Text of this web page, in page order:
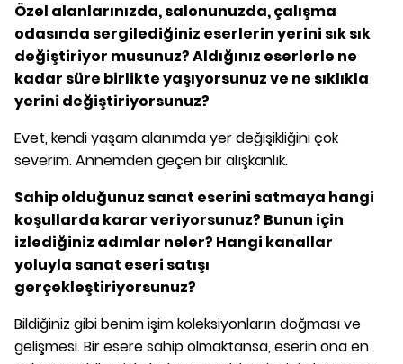
Özel alanlarınızda, salonunuzda, çalışma
odasında sergilediğiniz eserlerin yerini sık sık
değiştiriyor musunuz? Aldığınız eserlerle ne
kadar süre birlikte yaşıyorsunuz ve ne sıklıkla
yerini değiştiriyorsunuz?
Evet, kendi yaşam alanımda yer değişikliğini çok
severim. Annemden geçen bir alışkanlık.
Sahip olduğunuz sanat eserini satmaya hangi
koşullarda karar veriyorsunuz? Bunun için
izlediğiniz adımlar neler? Hangi kanallar
yoluyla sanat eseri satışı
gerçekleştiriyorsunuz?
Bildiğiniz gibi benim işim koleksiyonların doğması ve
gelişmesi. Bir esere sahip olmaktansa, eserin ona en